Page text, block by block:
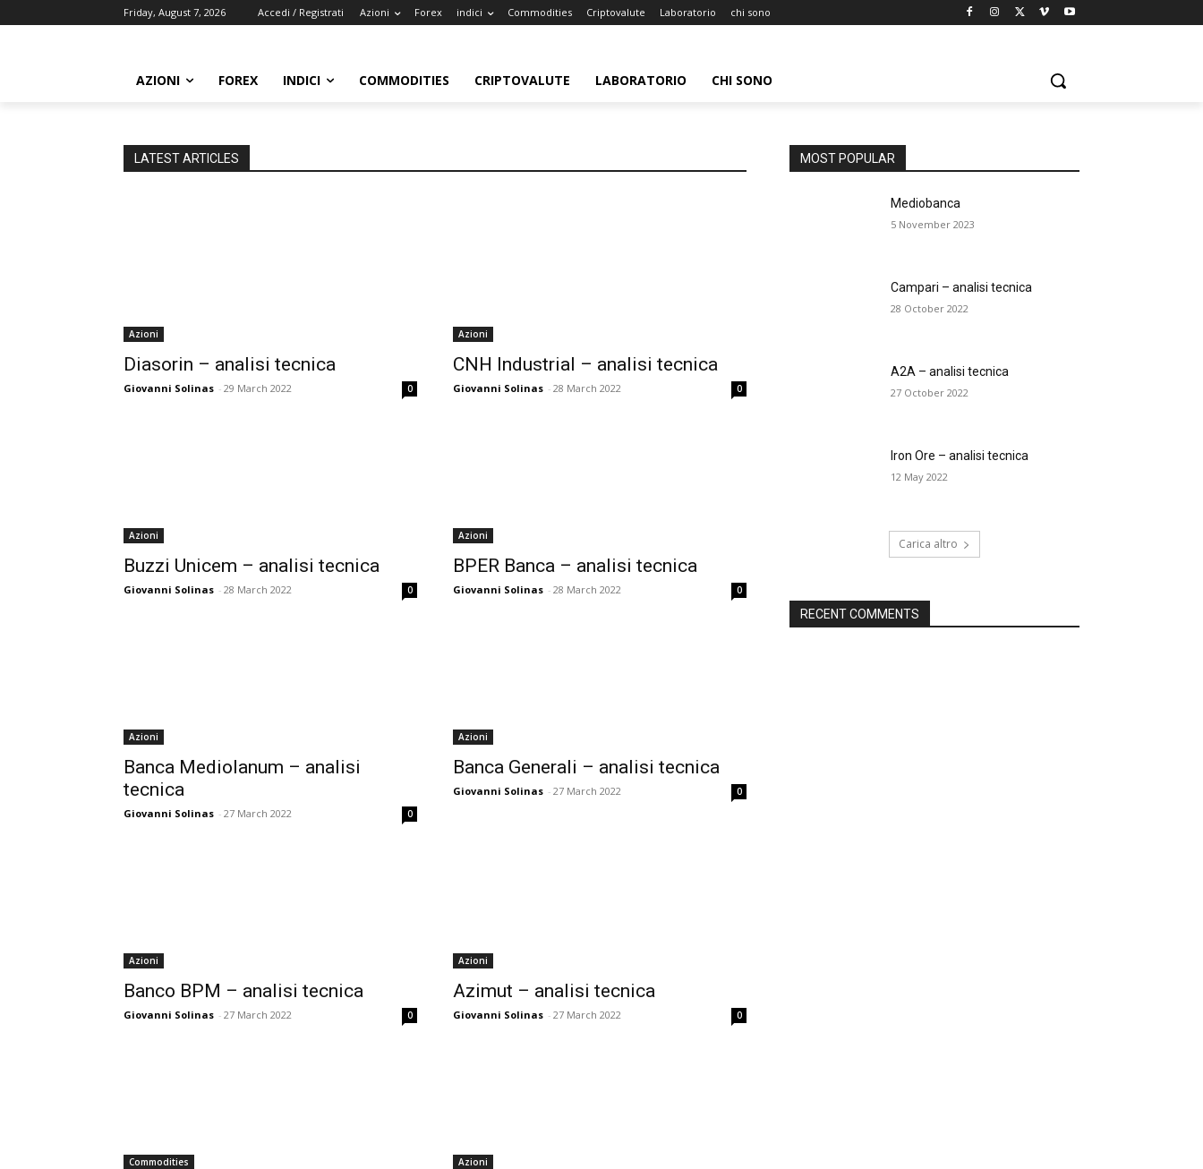
Friday, August 7, 2026 Accedi / Registrati Azioni Forex indici Commodities Criptovalute Laboratorio chi sono
AZIONI FOREX INDICI COMMODITIES CRIPTOVALUTE LABORATORIO CHI SONO
LATEST ARTICLES
Azioni
Diasorin – analisi tecnica
Giovanni Solinas - 29 March 2022 0
Azioni
CNH Industrial – analisi tecnica
Giovanni Solinas - 28 March 2022 0
Azioni
Buzzi Unicem – analisi tecnica
Giovanni Solinas - 28 March 2022 0
Azioni
BPER Banca – analisi tecnica
Giovanni Solinas - 28 March 2022 0
Azioni
Banca Mediolanum – analisi
tecnica
Giovanni Solinas - 27 March 2022 0
Azioni
Banca Generali – analisi tecnica
Giovanni Solinas - 27 March 2022 0
Azioni
Banco BPM – analisi tecnica
Giovanni Solinas - 27 March 2022 0
Azioni
Azimut – analisi tecnica
Giovanni Solinas - 27 March 2022 0
Commodities Azioni
MOST POPULAR
Mediobanca
5 November 2023
Campari – analisi tecnica
28 October 2022
A2A – analisi tecnica
27 October 2022
Iron Ore – analisi tecnica
12 May 2022
Carica altro
RECENT COMMENTS